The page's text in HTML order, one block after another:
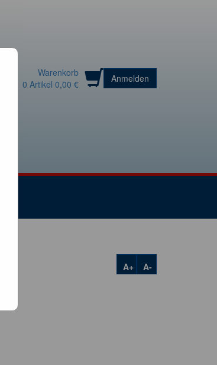
Warenkorb
0 Artikel 0,00 €
Anmelden
A-
A+